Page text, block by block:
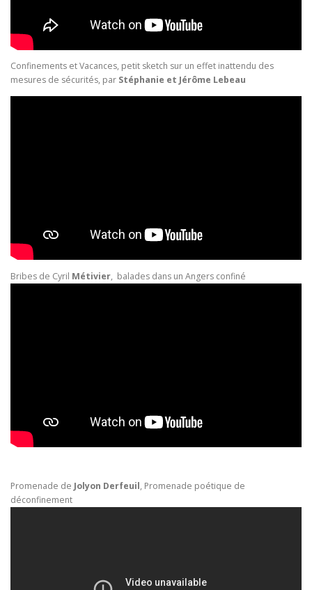
Confinements et Vacances, petit sketch sur un effet inattendu des
mesures de sécurités, par Stéphanie et Jérôme Lebeau
Bribes de Cyril Métivier, balades dans un Angers confiné
Promenade de Jolyon Derfeuil, Promenade poétique de
déconfinement